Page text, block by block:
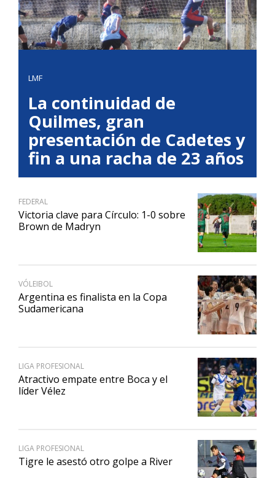
LMF
La continuidad de
Quilmes, gran
presentación de Cadetes y
fin a una racha de 23 años
FEDERAL
Victoria clave para Círculo: 1-0 sobre
Brown de Madryn
VÓLEIBOL
Argentina es finalista en la Copa
Sudamericana
LIGA PROFESIONAL
Atractivo empate entre Boca y el
líder Vélez
LIGA PROFESIONAL
Tigre le asestó otro golpe a River